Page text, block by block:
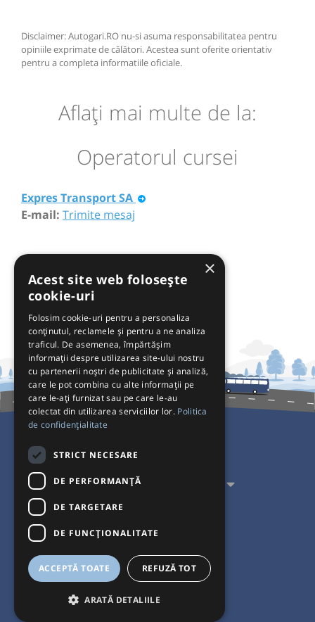
Disclaimer: Autogari.RO nu-si asuma responsabilitatea pentru
opiniile exprimate de călători. Acestea sunt oferite orientativ
pentru a completa informatiile oficiale.
Aflaţi mai multe de la:
Operatorul cursei
Expres Transport SA
E-mail: Trimite mesaj
Pentru Călători
Pentru Transportatori
Interacționăm
×
Acest site web folosește
cookie-uri
Folosim cookie-uri pentru a personaliza
conținutul, reclamele și pentru a ne analiza
traficul. De asemenea, împărtășim
informații despre utilizarea site-ului nostru
cu partenerii noștri de publicitate și analiză,
care le pot combina cu alte informații pe
care le-ați furnizat sau pe care le-au
colectat din utilizarea serviciilor lor. Politica
de confidențialitate
STRICT NECESARE
DE PERFORMANȚĂ
DE TARGETARE
DE FUNCŢIONALITATE
ACCEPTĂ TOATE REFUZĂ TOT
ARATĂ DETALIILE